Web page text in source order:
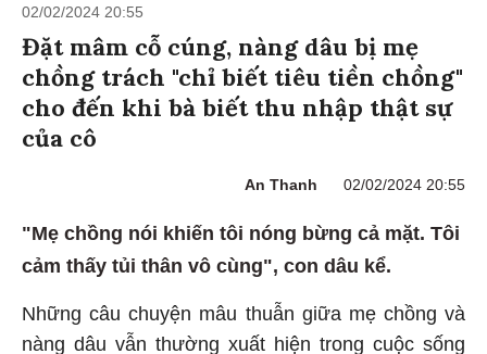
02/02/2024 20:55
Đặt mâm cỗ cúng, nàng dâu bị mẹ
chồng trách "chỉ biết tiêu tiền chồng"
cho đến khi bà biết thu nhập thật sự
của cô
An Thanh 02/02/2024 20:55
"Mẹ chồng nói khiến tôi nóng bừng cả mặt. Tôi
cảm thấy tủi thân vô cùng", con dâu kể.
Những câu chuyện mâu thuẫn giữa mẹ chồng và
nàng dâu vẫn thường xuất hiện trong cuộc sống